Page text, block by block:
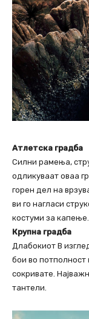
Атлетска градба
Силни рамења,
одликуваат оваа
горен дел на
ви го нагласи
костуми за капење.
Крупна градба
Длабокиот В
бои во потполност
сокривате.
тантели.